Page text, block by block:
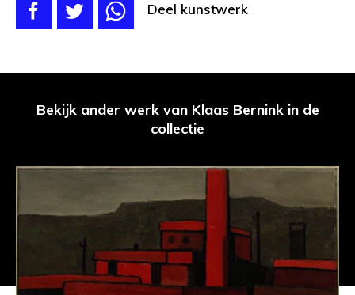
Deel kunstwerk
Bekijk ander werk van Klaas Bernink in de
collectie